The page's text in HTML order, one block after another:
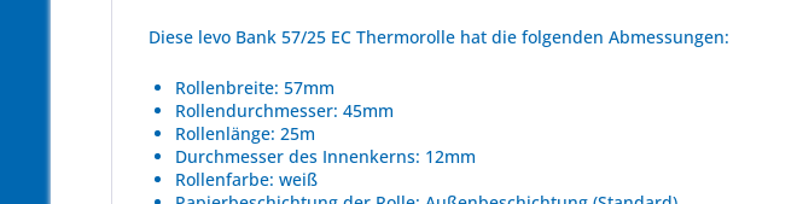
Diese levo Bank 57/25 EC Thermorolle hat die folgenden Abmessungen:
Rollenbreite: 57mm
Rollendurchmesser: 45mm
Rollenlänge: 25m
Durchmesser des Innenkerns: 12mm
Rollenfarbe: weiß